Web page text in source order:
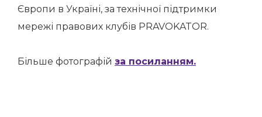
Європи в Україні, за технічної підтримки
мережі правових клубів PRAVOKATOR.
Більше фотографій за посиланням.